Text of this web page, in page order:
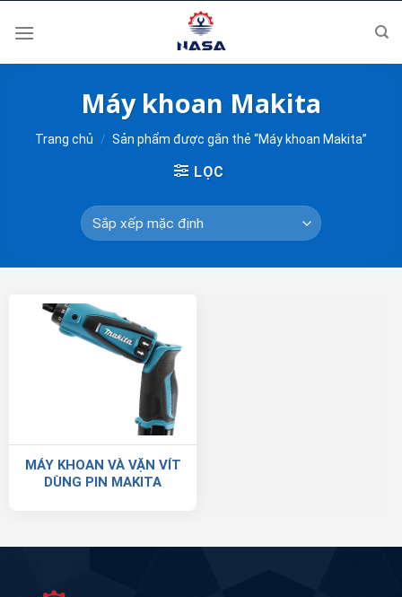
Máy khoan Makita
Trang chủ / Sản phẩm được gắn thẻ “Máy khoan Makita”
LỌC
MÁY KHOAN VÀ VẶN VÍT
DÙNG PIN MAKITA